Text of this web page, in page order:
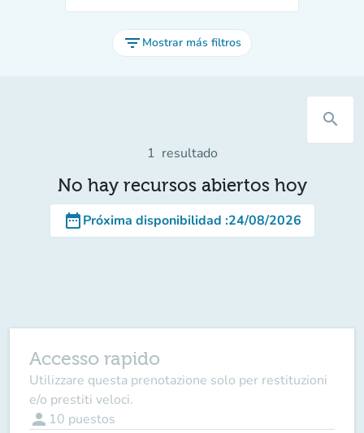
filter_list Mostrar más filtros
search
1 resultado
No hay recursos abiertos hoy
date_rangePróxima disponibilidad :24/08/2026
Accesso rapido
Utilizzare questa prenotazione solo per restituzioni
e/o prestiti veloci.
person 10 puestos